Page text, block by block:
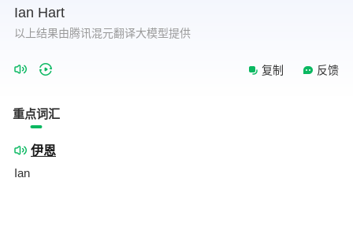
Ian Hart
以上结果由腾讯混元翻译大模型提供
复制 反馈
重点词汇
伊恩
Ian